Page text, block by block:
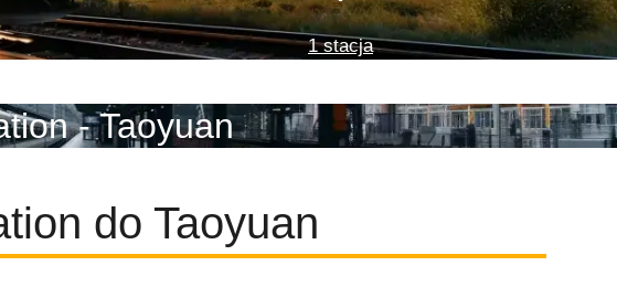
1 stacja
- Taoyuan
do Taoyuan